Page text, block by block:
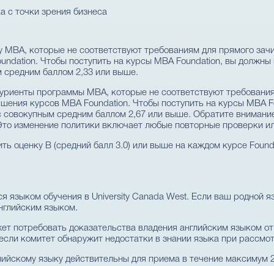
с точки зрения бизнеса
которые не соответствуют требованиям для прямого
Чтобы поступить на курсы MBA Foundation, вы
средним баллом 2,33 или выше.
программы MBA, которые не соответствуют
курсов MBA Foundation. Чтобы поступить на курсы MBA
совокупным средним баллом 2,67 или выше. Обратите
изменение политики включает любые повторные проверки
оценку B (средний балл 3.0) или выше на каждом курсе
языком обучения в University Canada West. Если ваш родной
языком.
потребовать доказательства владения английским языком
комитет обнаружит недостатки в знании языка при
языку действительны для приема в течение максимум